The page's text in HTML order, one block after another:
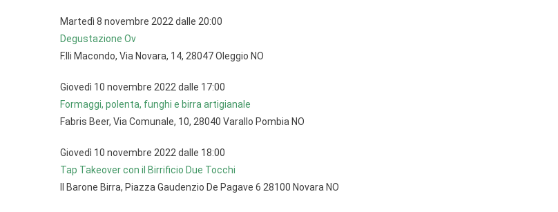
Martedì 8 novembre 2022 dalle 20:00
Degustazione Ov
F.lli Macondo, Via Novara, 14, 28047 Oleggio NO
Giovedì 10 novembre 2022 dalle 17:00
Formaggi, polenta, funghi e birra artigianale
Fabris Beer, Via Comunale, 10, 28040 Varallo Pombia NO
Giovedì 10 novembre 2022 dalle 18:00
Tap Takeover con il Birrificio Due Tocchi
Il Barone Birra, Piazza Gaudenzio De Pagave 6 28100 Novara NO